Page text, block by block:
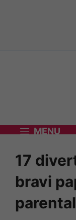
MENU
17
bravi